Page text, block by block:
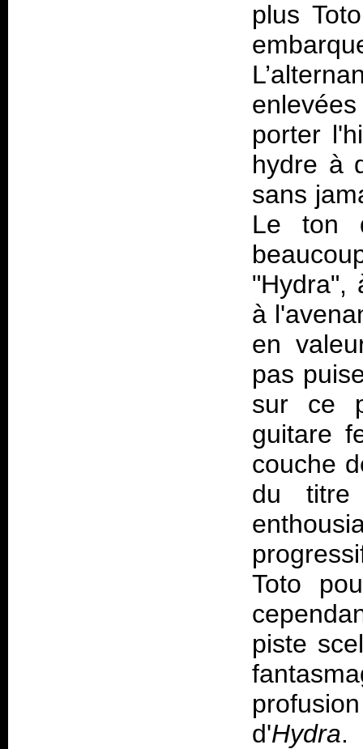
plus
porter
hydre à
sans
Le ton
"Hydra",
à
en
pas
sur ce
guitare
couche
du titre
Toto
piste
d'Hydra.